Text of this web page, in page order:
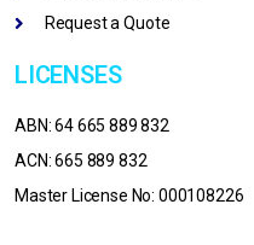
Request a Quote
LICENSES
ABN: 64 665 889 832
ACN: 665 889 832
Master License No: 000108226